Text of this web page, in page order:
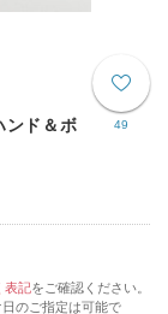
49
ンド＆ボ
表記をご確認ください。
のご指定は可能で